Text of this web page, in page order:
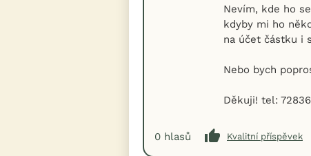
Nevím, kde ho
kdyby mi ho
na účet částku i
Nebo bych
Děkuji! tel:
0 hlasů Kvalitní příspěvek